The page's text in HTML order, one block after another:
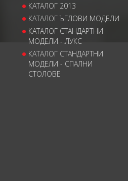
КАТАЛОГ 2013
КАТАЛОГ ЪГЛОВИ МОДЕЛИ
КАТАЛОГ СТАНДАРТНИ
МОДЕЛИ - ЛУКС
КАТАЛОГ СТАНДАРТНИ
МОДЕЛИ - СПАЛНИ
СТОЛОВЕ